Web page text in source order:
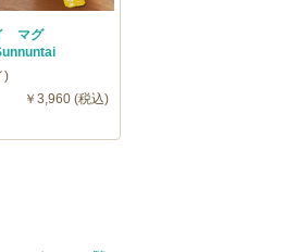
マグ
)
￥3,960 (税込)